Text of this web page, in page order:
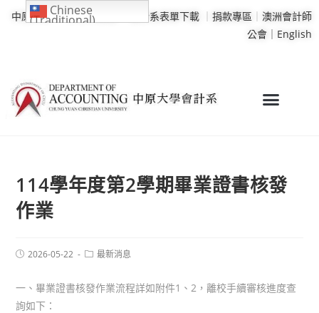
中原大學｜學校行事曆 會計系表單下載 ｜ 捐款專區 ｜ 澳洲會計師
公會｜ English
114學年度第2學期畢業證書核發
作業
2026-05-22 最新消息
一、畢業證書核發作業流程詳如附件1、2，離校手續審核進度查
詢如下：
Chinese
(Traditional)